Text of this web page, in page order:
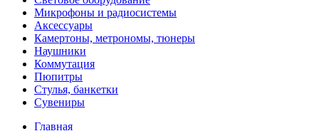
Микрофоны и радиосистемы
Аксессуары
Камертоны, метрономы, тюнеры
Наушники
Коммутация
Пюпитры
Стулья, банкетки
Сувениры
Главная